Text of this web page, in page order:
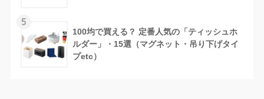
5
100均で買える？ 定番人気の「ティッシュホ
ルダー」・15選（マグネット・吊り下げタイ
プetc）